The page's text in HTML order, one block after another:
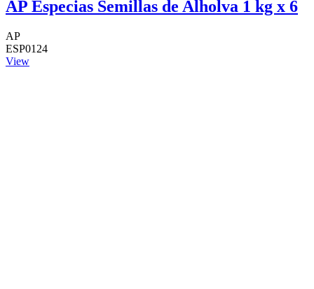
AP Especias Semillas de Alholva 1 kg x 6
AP
ESP0124
View